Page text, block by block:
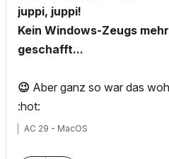
juppi, juppi!
Kein Windows-Zeugs
geschafft...
😉 Aber ganz so war das
:hot:
AC 29 - MacOS